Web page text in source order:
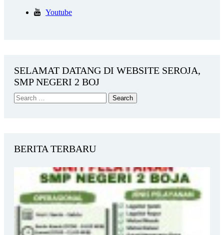
Youtube
SELAMAT DATANG DI WEBSITE SEROJA,
SMP NEGERI 2 BOJ
BERITA TERBARU